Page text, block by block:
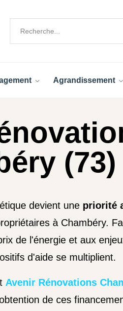
Agrandissement
(73)
devient une priorité
à Chambéry.
de l'énergie et aux
d'aide se multiplient.
Avenir Rénovations
de ces